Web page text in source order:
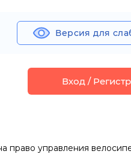
Версия для
Вход /
право управления